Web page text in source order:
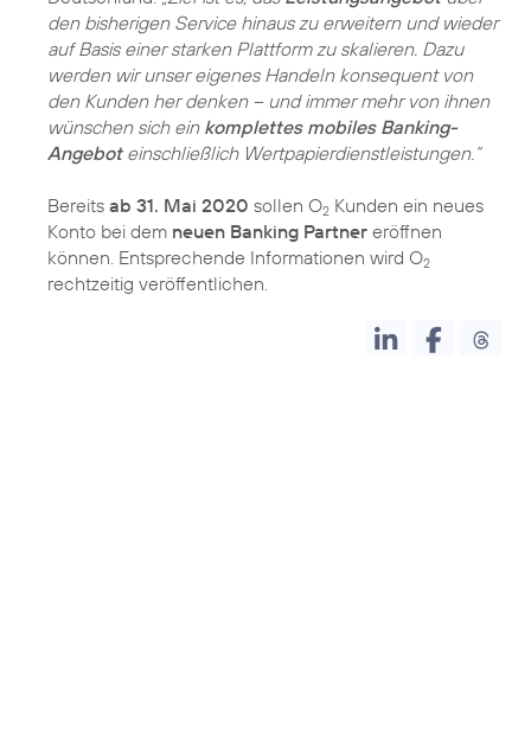
den bisherigen Service hinaus zu erweitern und wieder
auf Basis einer starken Plattform zu skalieren. Dazu
werden wir unser eigenes Handeln konsequent von
den Kunden her denken – und immer mehr von ihnen
wünschen sich ein komplettes mobiles Banking-
Angeboteinschließlich Wertpapierdienstleistungen.“
Bereits ab 31. Mai 2020 sollen O2 Kunden ein neues
Konto bei dem neuen Banking Partner eröffnen
können. Entsprechende Informationen wird O2
rechtzeitig veröffentlichen.